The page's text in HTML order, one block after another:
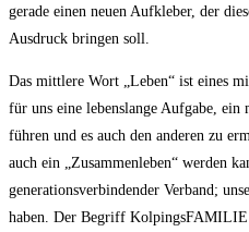
gerade einen neuen Aufkleber, der
Ausdruck bringen soll.
Das mittlere Wort „Leben“ ist eines
für uns eine lebenslange Aufgabe,
führen und es auch den anderen zu
auch ein „Zusammenleben“ werden
generationsverbindender Verband;
haben. Der Begriff